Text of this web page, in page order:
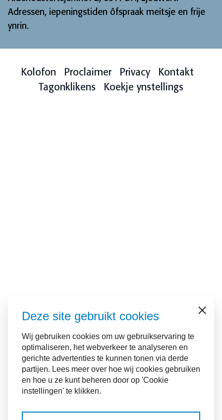
Adressen, iepeningstiden ôfspraak meitsje en frije
ynrin.
Kolofon Proclaimer Privacy
Kontakt
Tagonklikens
Koekje ynstellings
Deze site gebruikt cookies
Wij gebruiken cookies om uw gebruikservaring te
optimaliseren, het webverkeer te analyseren en
gerichte advertenties te kunnen tonen via derde
partijen. Lees meer over hoe wij cookies gebruiken
en hoe u ze kunt beheren door op 'Cookie
instellingen' te klikken.
Sluiten